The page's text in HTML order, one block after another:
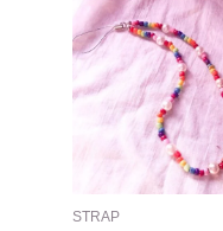
varias
variantes.
Las
opciones
se
pueden
elegir
en
STRAP